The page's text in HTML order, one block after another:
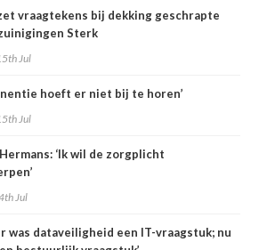
vraagtekens bij dekking geschrapte
Sterk
Jul
hoeft er niet bij te horen’
Jul
‘Ik wil de zorgplicht
Jul
was dataveiligheid een IT-vraagstuk; nu